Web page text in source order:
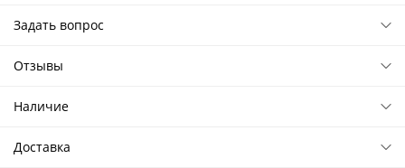
Задать вопрос
Отзывы
Наличие
Доставка